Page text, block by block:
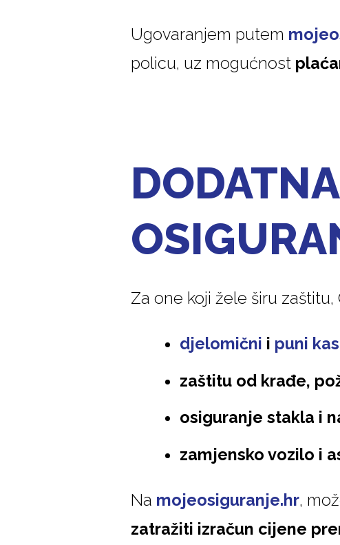
Ugovaranjem putem
policu, uz mogućnost
Za one koji žele širu
djelomični i puni
zaštitu od krađe,
osiguranje stakla i
zamjensko vozilo i
Na mojeosiguranje.hr,
zatražiti izračun cijene